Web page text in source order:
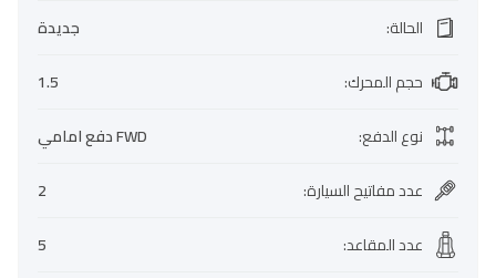
الحالة:
جديدة
حجم المحرك:
1.5
نوع الدفع:
FWD دفع امامي
عدد مفاتيح السيارة:
2
عدد المقاعد:
5